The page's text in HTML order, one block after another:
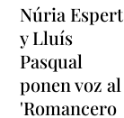
Núria Espert
y Lluís
Pasqual
ponen voz al
'Romancero